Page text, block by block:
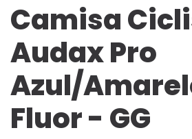
Camisa
Audax Pro
Azul/
Fluor - GG